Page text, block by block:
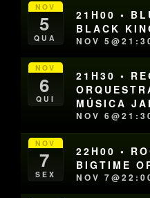
NOV
5
QUA
21H00 •
BLACK
NOV
NOV
6
QUI
21H30 •
MÚSICA
NOV
NOV
7
SEX
22H00 •
BIGTIME
NOV